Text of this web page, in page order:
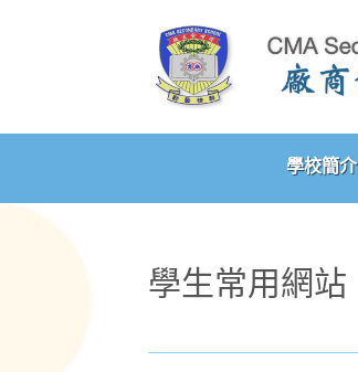
學校簡介
學生常用網站